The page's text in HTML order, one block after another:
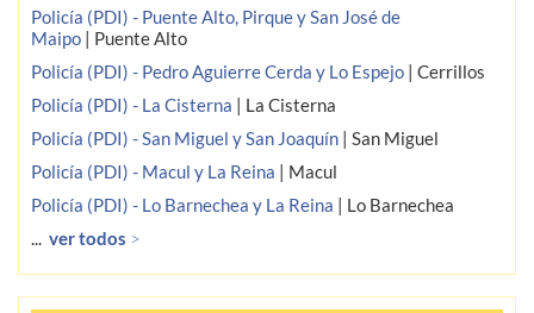
Policía (PDI) - Puente Alto, Pirque y San José de
Maipo | Puente Alto
Policía (PDI) - Pedro Aguierre Cerda y Lo Espejo | Cerrillos
Policía (PDI) - La Cisterna | La Cisterna
Policía (PDI) - San Miguel y San Joaquín | San Miguel
Policía (PDI) - Macul y La Reina | Macul
Policía (PDI) - Lo Barnechea y La Reina | Lo Barnechea
... ver todos >